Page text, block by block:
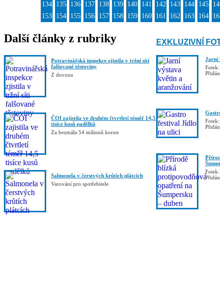
134
135 136 137 138 139 140 141 142 143 144 145
153
154 155 156 157 158 159 160 161 162 163 164
Další články z rubriky
Potravinářská inspekce zjistila v tržní síti
falšované těstoviny
Z dovozu
ČOI zajistila ve druhém čtvrtletí téměř 14,5
tisíce kusů padělků
Za bezmála 54 milionů korun
Salmonela v čerstvých krůtích plátcích
Varování pro spotřebitele
EXKLUZIVNÍ
Jarní